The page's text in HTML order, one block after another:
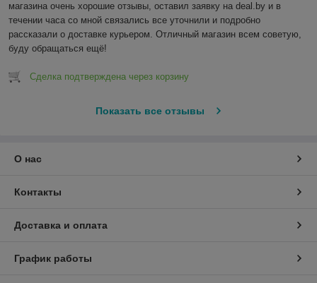
магазина очень хорошие отзывы, оставил заявку на deal.by и в
течении часа со мной связались все уточнили и подробно
рассказали о доставке курьером. Отличный магазин всем советую,
буду обращаться ещё!
Сделка подтверждена через корзину
Показать все отзывы
О нас
Контакты
Доставка и оплата
График работы